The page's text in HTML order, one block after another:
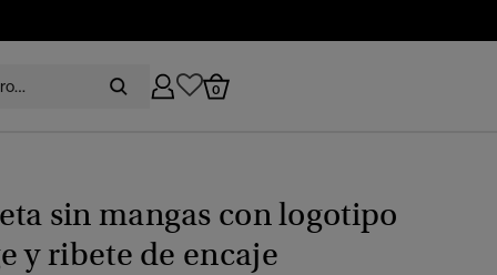
0
sin mangas con logotipo
y ribete de encaje